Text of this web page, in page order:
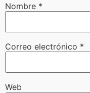
Nombre *
Correo electrónico *
Web